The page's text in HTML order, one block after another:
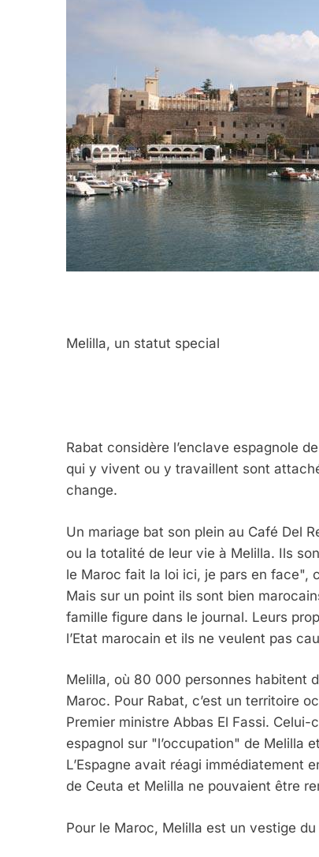
Melilla, un statut special
Rabat considère l’enclave espagnole
qui y vivent ou y travaillent sont
change.
Un mariage bat son plein au Café Del
ou la totalité de leur vie à Melilla. Ils
le Maroc fait la loi ici, je pars en face",
Mais sur un point ils sont bien
famille figure dans le journal. Leurs
l’Etat marocain et ils ne veulent pas
Melilla, où 80 000 personnes habitent
Maroc. Pour Rabat, c’est un territoire
Premier ministre Abbas El Fassi.
espagnol sur "l’occupation" de Melilla
L’Espagne avait réagi immédiatement
de Ceuta et Melilla ne pouvaient être
Pour le Maroc, Melilla est un vestige